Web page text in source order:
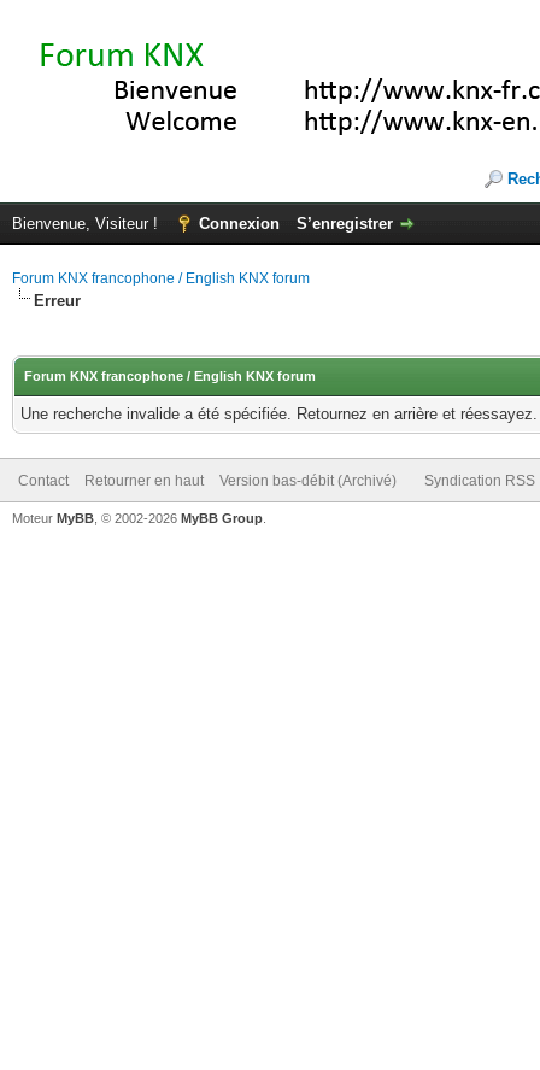
Bienvenue, Visiteur ! Connexion S’enregistrer
Forum KNX francophone / English KNX forum
Erreur
Forum KNX francophone / English KNX forum
Une recherche invalide a été spécifiée. Retournez en arrière et réessayez.
Contact Retourner en haut Version bas-débit (Archivé) Syndication RSS
Moteur MyBB , © 2002-2026 MyBB Group